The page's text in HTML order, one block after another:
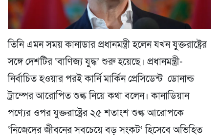
তিনি এমন সময় কানাডার প্রধানমন্ত্রী হলেন যখন যুক্তরাষ্ট্রের
সঙ্গে দেশটির ‘বাণিজ্য যুদ্ধ’ শুরু হয়েছে। প্রধানমন্ত্রী-
নির্বাচিত হওয়ার পরই কার্নি মার্কিন প্রেসিডেন্ট ডোনাল্ড
ট্রাম্পের আরোপিত শুল্ক নিয়ে কথা বলেন। কানাডিয়ান
পণ্যের ওপর যুক্তরাষ্ট্রের ২৫ শতাংশ শুল্ক আরোপকে
‘নিজেদের জীবনের সবচেয়ে বড় সংকট’ হিসেবে অভিহিত